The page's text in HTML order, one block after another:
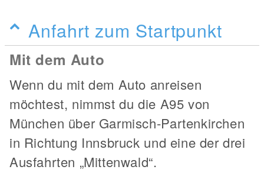
Anfahrt zum Startpunkt
Mit dem Auto
Wenn du mit dem Auto anreisen
möchtest, nimmst du die A95 von
München über Garmisch-Partenkirchen
in Richtung Innsbruck und eine der drei
Ausfahrten „Mittenwald“.